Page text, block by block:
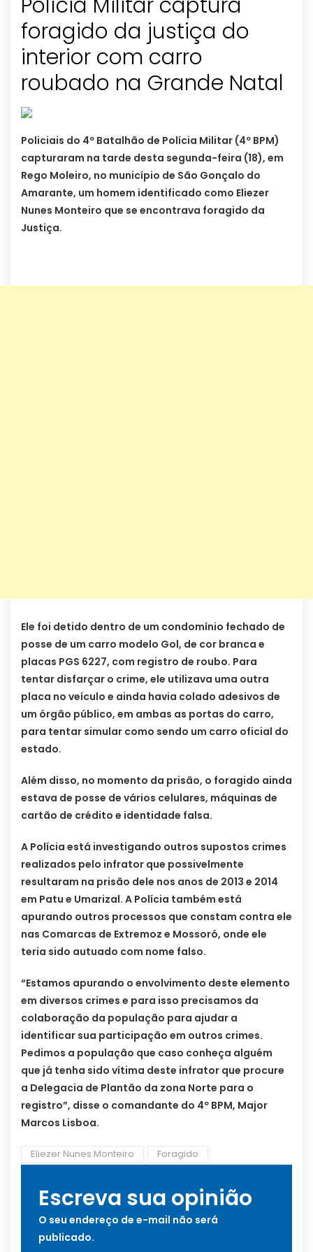
foragido da justiça do
interior com carro
roubado na Grande Natal
Policiais do 4º Batalhão de Polícia Militar (4º BPM)
capturaram na tarde desta segunda-feira (18), em
Rego Moleiro, no município de São Gonçalo do
Amarante, um homem identificado como Eliezer
Nunes Monteiro que se encontrava foragido da
Justiça.
Ele foi detido dentro de um condomínio fechado de
posse de um carro modelo Gol, de cor branca e
placas PGS 6227, com registro de roubo. Para
tentar disfarçar o crime, ele utilizava uma outra
placa no veículo e ainda havia colado adesivos de
um órgão público, em ambas as portas do carro,
para tentar simular como sendo um carro oficial do
estado.
Além disso, no momento da prisão, o foragido ainda
estava de posse de vários celulares, máquinas de
cartão de crédito e identidade falsa.
A Polícia está investigando outros supostos crimes
realizados pelo infrator que possivelmente
resultaram na prisão dele nos anos de 2013 e 2014
em Patu e Umarizal. A Polícia também está
apurando outros processos que constam contra ele
nas Comarcas de Extremoz e Mossoró, onde ele
teria sido autuado com nome falso.
“Estamos apurando o envolvimento deste elemento
em diversos crimes e para isso precisamos da
colaboração da população para ajudar a
identificar sua participação em outros crimes.
Pedimos a população que caso conheça alguém
que já tenha sido vítima deste infrator que procure
a Delegacia de Plantão da zona Norte para o
registro”, disse o comandante do 4º BPM, Major
Marcos Lisboa.
Eliezer Nunes Monteiro Foragido
Escreva sua opinião
O seu endereço de e-mail não será
publicado.